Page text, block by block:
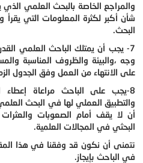
والمراجع الخاصة بالبحث العلمي
شأن أكبر لكثرة المعلومات التي
البحث.
7- يجب أن يمتلك الباحث العلمي
وجه ،والبيئة والظروف المناسبة
على الانتهاء من العمل وفق الجدول
8-يجب على الباحث مراعاة إعطاء
والتطبيق العملي لها في البحث
أن لا يقف أمام الصعوبات
البحثي في المجالات العلمية.
نتمنى أن نكون قد وفقنا في هذا
في الباحث بإيجاز.